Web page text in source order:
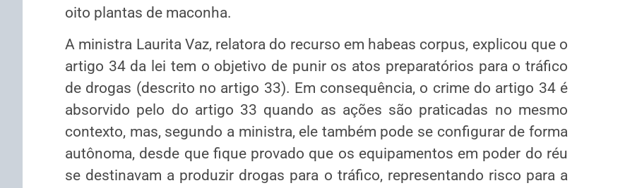
oito plantas de maconha.
A ministra Laurita Vaz, relatora do recurso em habeas corpus, explicou que o
artigo 34 da lei tem o objetivo de punir os atos preparatórios para o tráfico
de drogas (descrito no artigo 33). Em consequência, o crime do artigo 34 é
absorvido pelo do artigo 33 quando as ações são praticadas no mesmo
contexto, mas, segundo a ministra, ele também pode se configurar de forma
autônoma, desde que fique provado que os equipamentos em poder do réu
se destinavam a produzir drogas para o tráfico, representando risco para a